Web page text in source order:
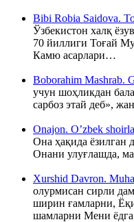
Bibi Robia Saidova.
Ўзбекистон халқ
70 йиллиги Тоғай
Камю асарлари…
Boborahim Mashrab.
учун шоҳликдан
сарбоз этай деб»,
Onajon. O’zbek
Она ҳақида ёзилган
Онани улуғлашда,
Xurshid Davron.
олурмисан сирли
ширин ғамларни,
шамларни Мени